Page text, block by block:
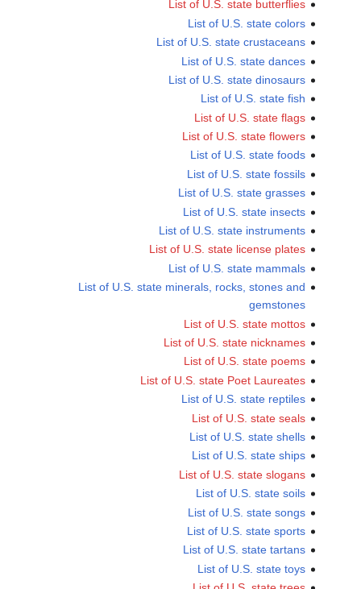
List of